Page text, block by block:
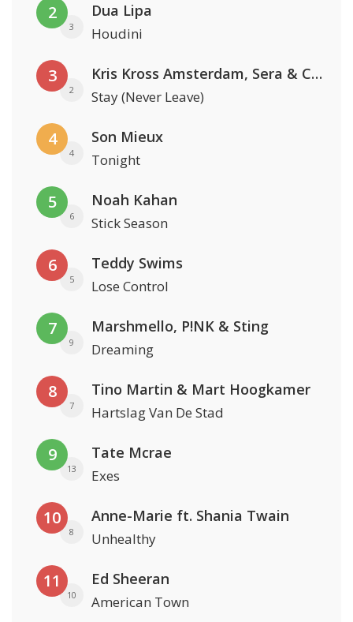
2
3
Dua Lipa
Houdini
3
2
Kris Kross Amsterdam, Sera & Conor Maynard
Stay (Never Leave)
4
4
Son Mieux
Tonight
5
6
Noah Kahan
Stick Season
6
5
Teddy Swims
Lose Control
7
9
Marshmello, P!NK & Sting
Dreaming
8
7
Tino Martin & Mart Hoogkamer
Hartslag Van De Stad
9
13
Tate Mcrae
Exes
10
8
Anne-Marie ft. Shania Twain
Unhealthy
11
10
Ed Sheeran
American Town